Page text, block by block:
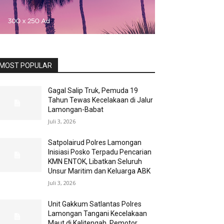
POPULAR
Gagal Salip Truk, Pemuda 19
Tahun Tewas Kecelakaan di Jalur
Lamongan-Babat
Juli 3, 2026
Satpolairud Polres Lamongan
Inisiasi Posko Terpadu Pencarian
KMN ENTOK, Libatkan Seluruh
Unsur Maritim dan Keluarga ABK
Juli 3, 2026
Unit Gakkum Satlantas Polres
Lamongan Tangani Kecelakaan